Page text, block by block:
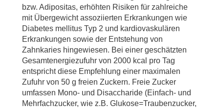
bzw. Adipositas, erhöhten Risiken für zahlreiche
mit Übergewicht assoziierten Erkrankungen wie
Diabetes mellitus Typ 2 und kardiovaskulären
Erkrankungen sowie der Entstehung von
Zahnkaries hingewiesen. Bei einer geschätzten
Gesamtenergiezufuhr von 2000 kcal pro Tag
entspricht diese Empfehlung einer maximalen
Zufuhr von 50 g freien Zuckern. Freie Zucker
umfassen Mono- und Disaccharide (Einfach- und
Mehrfachzucker, wie z.B. Glukose=Traubenzucker,